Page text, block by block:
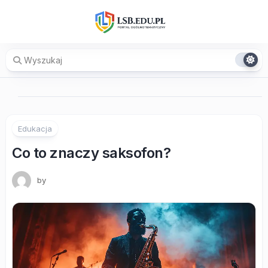
Edukacja
Co to znaczy saksofon?
by